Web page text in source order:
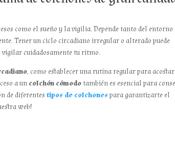
como el sueño y la vigilia. Depende tanto del entorno
Tener un ciclo circadiano irregular o alterado puede
vigilar cuidadosamente tu ritmo.
, como establecer una rutina regular para
a un colchón cómodo también es esencial para
de diferentestipos de colchones para garantizarte el
web!